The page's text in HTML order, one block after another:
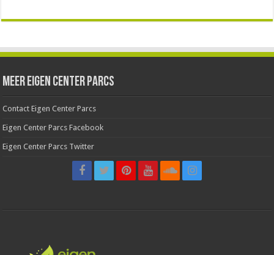
Meer Eigen Center Parcs
Contact Eigen Center Parcs
Eigen Center Parcs Facebook
Eigen Center Parcs Twitter